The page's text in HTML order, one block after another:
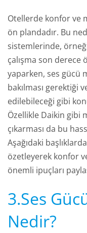
Otellerde konfor ve
ön plandadır. Bu
sistemlerinde,
çalışma son
yaparken, ses gücü
bakılması gerektiği
edilebileceği gibi
Özellikle Daikin gibi
çıkarması da bu
Aşağıdaki
özetleyerek konfor
önemli ipuçları
3.Ses
Nedir?